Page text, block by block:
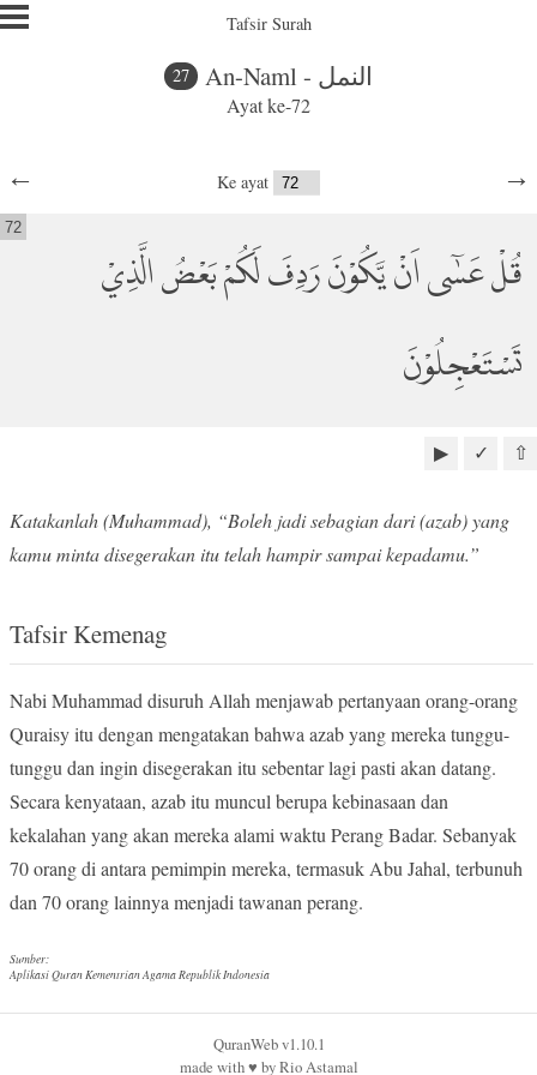
Tafsir Surah
27 An-Naml - النمل
Ayat ke-72
← →
Ke ayat
قُلْ عَسٰٓى اَنْ يَّكُوْنَ رَدِفَ لَكُمْ بَعْضُ الَّذِيْ
تَسْتَعْجِلُوْنَ
72
⇧
✓
▶
Katakanlah (Muhammad), “Boleh jadi sebagian dari (azab) yang
kamu minta disegerakan itu telah hampir sampai kepadamu.”
Tafsir Kemenag
Nabi Muhammad disuruh Allah menjawab pertanyaan orang-orang
Quraisy itu dengan mengatakan bahwa azab yang mereka tunggu-
tunggu dan ingin disegerakan itu sebentar lagi pasti akan datang.
Secara kenyataan, azab itu muncul berupa kebinasaan dan
kekalahan yang akan mereka alami waktu Perang Badar. Sebanyak
70 orang di antara pemimpin mereka, termasuk Abu Jahal, terbunuh
dan 70 orang lainnya menjadi tawanan perang.
Sumber:
Aplikasi Quran Kementrian Agama Republik Indonesia
QuranWeb v1.10.1
made with♥︎ byRio Astamal